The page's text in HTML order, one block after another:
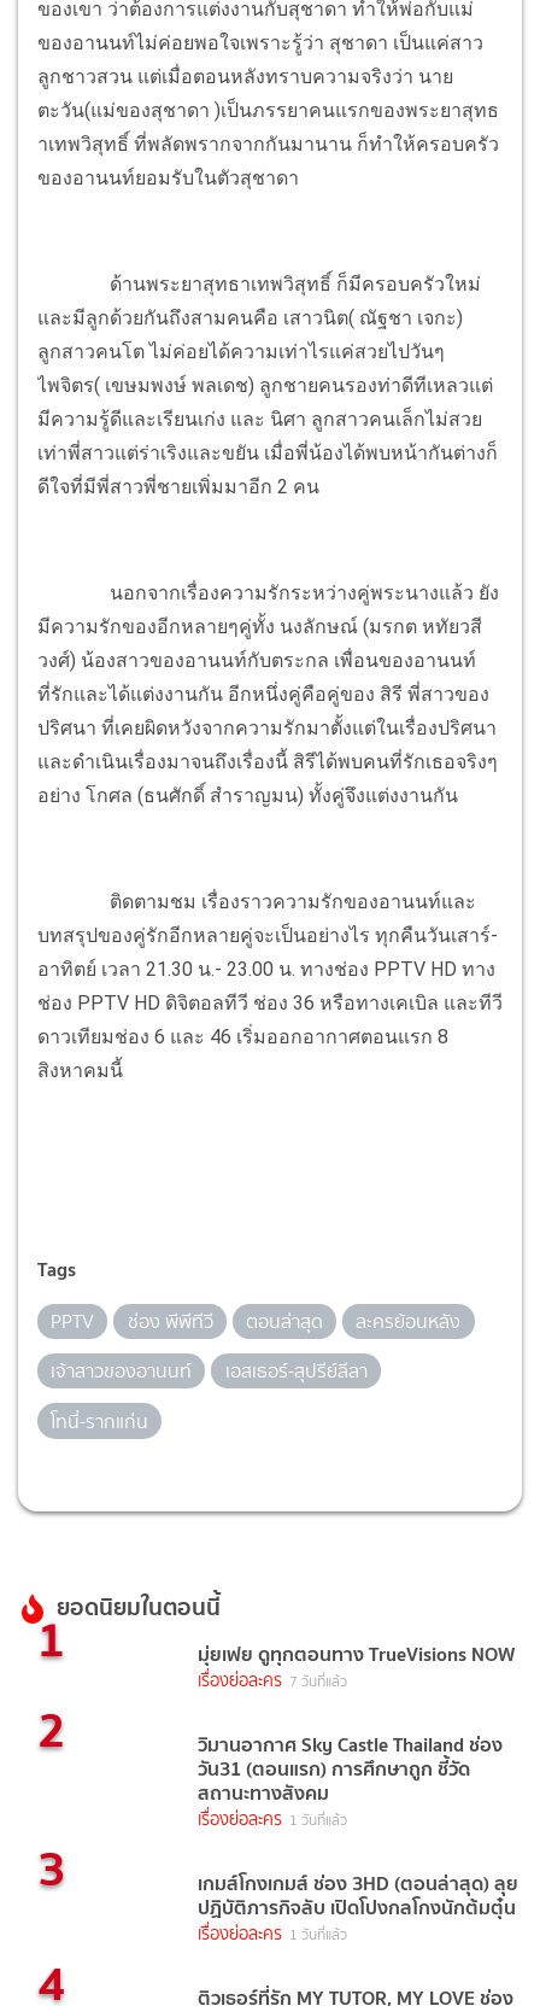
ของเขา ว่าต้องการแต่งงานกับสุชาดา ทำให้พ่อกับแม่
ของอานนท์ไม่ค่อยพอใจเพราะรู้ว่า สุชาดา เป็นแค่สาว
ลูกชาวสวน แต่เมื่อตอนหลังทราบความจริงว่า นาย
ตะวัน(แม่ของสุชาดา )เป็นภรรยาคนแรกของพระยาสุทธ
าเทพวิสุทธิ์ ที่พลัดพรากจากกันมานาน ก็ทำให้ครอบครัว
ของอานนท์ยอมรับในตัวสุชาดา
ด้านพระยาสุทธาเทพวิสุทธิ์ ก็มีครอบครัวใหม่
และมีลูกด้วยกันถึงสามคนคือ เสาวนิต( ณัฐชา เจกะ)
ลูกสาวคนโต ไม่ค่อยได้ความเท่าไรแค่สวยไปวันๆ
ไพจิตร( เขษมพงษ์ พลเดช) ลูกชายคนรองท่าดีทีเหลวแต่
มีความรู้ดีและเรียนเก่ง และ นิศา ลูกสาวคนเล็กไม่สวย
เท่าพี่สาวแต่ร่าเริงและขยัน เมื่อพี่น้องได้พบหน้ากันต่างก็
ดีใจที่มีพี่สาวพี่ชายเพิ่มมาอีก 2 คน
นอกจากเรื่องความรักระหว่างคู่พระนางแล้ว ยัง
มีความรักของอีกหลายๆคู่ทั้ง นงลักษณ์ (มรกต หทัยวสี
วงศ์) น้องสาวของอานนท์กับตระกล เพื่อนของอานนท์
ที่รักและได้แต่งงานกัน อีกหนึ่งคู่คือคู่ของ สิรี พี่สาวของ
ปริศนา ที่เคยผิดหวังจากความรักมาตั้งแต่ในเรื่องปริศนา
และดำเนินเรื่องมาจนถึงเรื่องนี้ สิรีได้พบคนที่รักเธอจริงๆ
อย่าง โกศล (ธนศักดิ์ สำราญมน) ทั้งคู่จึงแต่งงานกัน
ติดตามชม เรื่องราวความรักของอานนท์และ
บทสรุปของคู่รักอีกหลายคู่จะเป็นอย่างไร ทุกคืนวันเสาร์-
อาทิตย์ เวลา 21.30 น.- 23.00 น. ทางช่อง PPTV HD ทาง
ช่อง PPTV HD ดิจิตอลทีวี ช่อง 36 หรือทางเคเบิล และทีวี
ดาวเทียมช่อง 6 และ 46 เริ่มออกอากาศตอนแรก 8
สิงหาคมนี้
Tags
PPTV ช่อง พีพีทีวี ตอนล่าสุด
ละครย้อนหลัง
เจ้าสาวของอานนท์
เอสเธอร์-สุปรีย์ลีลา
โทนี่-รากแก่น
ยอดนิยมในตอนนี้
1 มุ่ยเฟย ดูทุกตอนทาง TrueVisions NOW
เรื่องย่อละคร 7 วันที่แล้ว
2 วิมานอากาศ Sky Castle Thailand ช่อง
วัน31 (ตอนแรก) การศึกษาถูก ชี้วัด
สถานะทางสังคม
เรื่องย่อละคร 1 วันที่แล้ว
3 เกมส์โกงเกมส์ ช่อง 3HD (ตอนล่าสุด) ลุย
ปฏิบัติภารกิจลับ เปิดโปงกลโกงนักต้มตุ๋น
เรื่องย่อละคร 1 วันที่แล้ว
4 ติวเธอร์ที่รัก MY TUTOR, MY LOVE ช่อง